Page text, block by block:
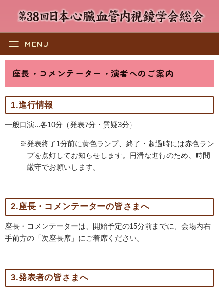
menu MENU
座長・コメンテーター・演者へのご案内
1.進行情報
一般口演...各10分（発表7分・質疑3分）
※発表終了1分前に黄色ランプ、終了・超過時には赤色ラン
プを点灯してお知らせします。円滑な進行のため、時間
厳守でお願いします。
2.座長・コメンテーターの皆さまへ
座長・コメンテーターは、開始予定の15分前までに、会場内右
手前方の「次座長席」にご着席ください。
3.発表者の皆さまへ